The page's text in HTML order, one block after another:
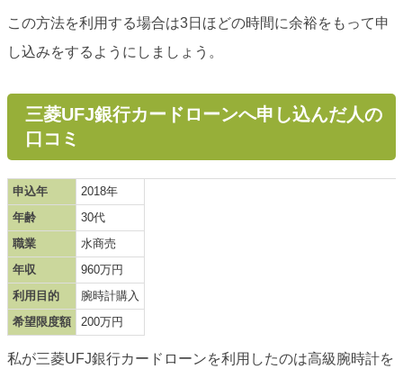
この方法を利用する場合は3日ほどの時間に余裕をもって申
し込みをするようにしましょう。
三菱UFJ銀行カードローンへ申し込んだ人の
口コミ
申込年
2018年
年齢
30代
職業
水商売
年収
960万円
利用目的
腕時計購入
希望限度額
200万円
私が三菱UFJ銀行カードローンを利用したのは高級腕時計を